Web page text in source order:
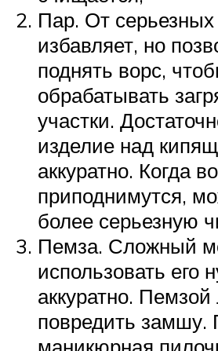
Пар. От серьезных
избавляет, но
поднять ворс,
обрабатывать
участки.
изделие над
аккуратно. Когда
приподнимутся,
более серьезную
Пемза. Сложный
использовать его
аккуратно. Пемзой
повредить замшу.